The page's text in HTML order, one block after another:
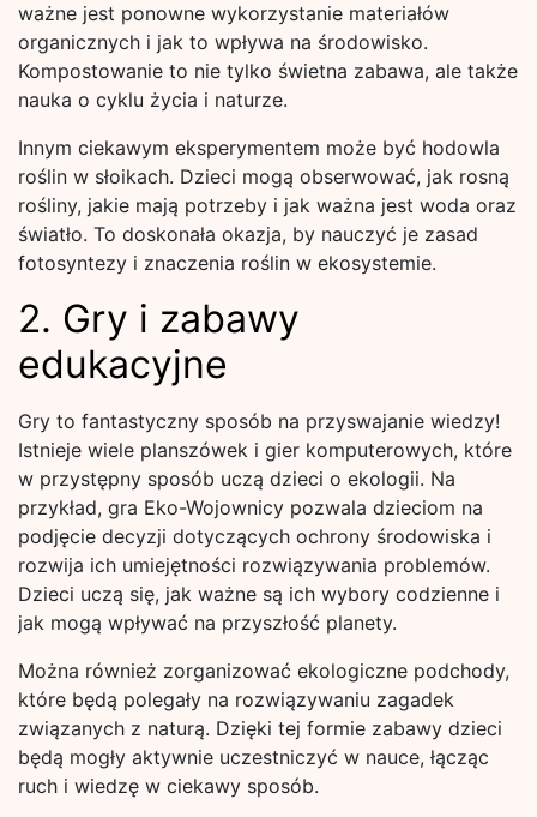
ważne jest ponowne wykorzystanie materiałów
organicznych i jak to wpływa na środowisko.
Kompostowanie to nie tylko świetna zabawa, ale także
nauka o cyklu życia i naturze.
Innym ciekawym eksperymentem może być hodowla
roślin w słoikach. Dzieci mogą obserwować, jak rosną
rośliny, jakie mają potrzeby i jak ważna jest woda oraz
światło. To doskonała okazja, by nauczyć je zasad
fotosyntezy i znaczenia roślin w ekosystemie.
2. Gry i zabawy
edukacyjne
Gry to fantastyczny sposób na przyswajanie wiedzy!
Istnieje wiele planszówek i gier komputerowych, które
w przystępny sposób uczą dzieci o ekologii. Na
przykład, gra Eko-Wojownicy pozwala dzieciom na
podjęcie decyzji dotyczących ochrony środowiska i
rozwija ich umiejętności rozwiązywania problemów.
Dzieci uczą się, jak ważne są ich wybory codzienne i
jak mogą wpływać na przyszłość planety.
Można również zorganizować ekologiczne podchody,
które będą polegały na rozwiązywaniu zagadek
związanych z naturą. Dzięki tej formie zabawy dzieci
będą mogły aktywnie uczestniczyć w nauce, łącząc
ruch i wiedzę w ciekawy sposób.